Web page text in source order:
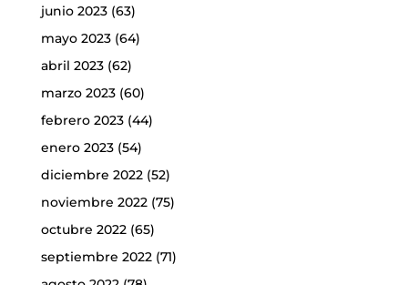
junio 2023(63)
mayo 2023(64)
abril 2023(62)
marzo 2023(60)
febrero 2023(44)
enero 2023(54)
diciembre 2022(52)
noviembre 2022(75)
octubre 2022(65)
septiembre 2022(71)